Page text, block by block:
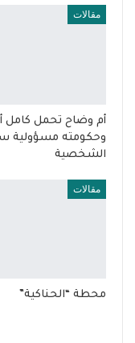
مقالات
أم وضاح تحمل كامل
وحكومته مسؤولية
الشخصية
مقالات
محطة “الحناكية”